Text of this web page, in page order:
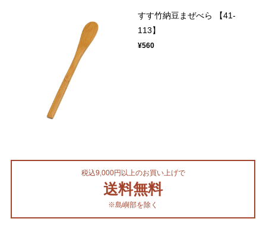
すす竹納豆まぜべら 【41-
113】
¥560
税込9,000円以上のお買い上げで
送料無料
※島嶼部を除く